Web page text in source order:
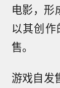
电影，形
以其创
售。
游戏自发